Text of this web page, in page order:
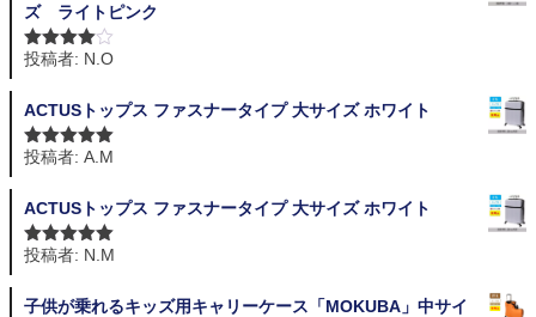
ズ ライトピンク
5段階中 4
投稿者: N.O
ACTUSトップス ファスナータイプ 大サイズ ホワイト
5段階中 5の
投稿者: A.M
ACTUSトップス ファスナータイプ 大サイズ ホワイト
5段階中 5の
投稿者: N.M
子供が乗れるキッズ用キャリーケース「MOKUBA」中サイ